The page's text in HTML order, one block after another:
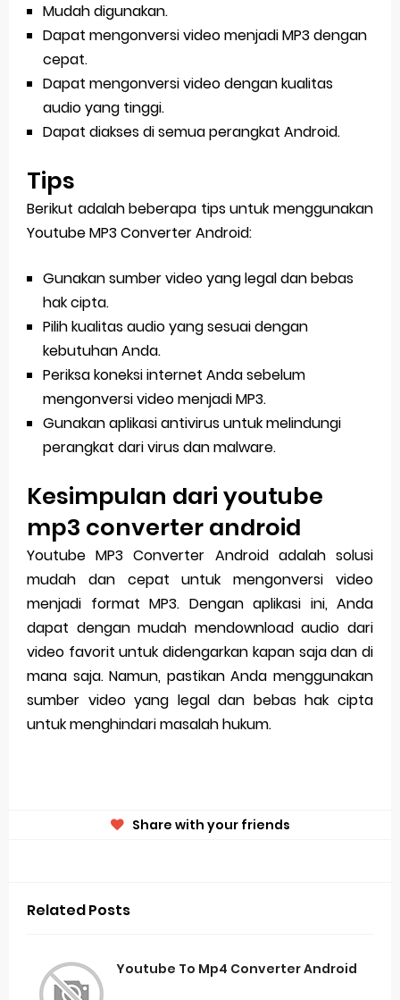
Mudah digunakan.
Dapat mengonversi video menjadi MP3 dengan
cepat.
Dapat mengonversi video dengan kualitas
audio yang tinggi.
Dapat diakses di semua perangkat Android.
Tips
Berikut adalah beberapa tips untuk menggunakan
Youtube MP3 Converter Android:
Gunakan sumber video yang legal dan bebas
hak cipta.
Pilih kualitas audio yang sesuai dengan
kebutuhan Anda.
Periksa koneksi internet Anda sebelum
mengonversi video menjadi MP3.
Gunakan aplikasi antivirus untuk melindungi
perangkat dari virus dan malware.
Kesimpulan dari youtube
mp3 converter android
Youtube MP3 Converter Android adalah solusi
mudah dan cepat untuk mengonversi video
menjadi format MP3. Dengan aplikasi ini, Anda
dapat dengan mudah mendownload audio dari
video favorit untuk didengarkan kapan saja dan di
mana saja. Namun, pastikan Anda menggunakan
sumber video yang legal dan bebas hak cipta
untuk menghindari masalah hukum.
Share with your friends
Related Posts
Youtube To Mp4 Converter Android